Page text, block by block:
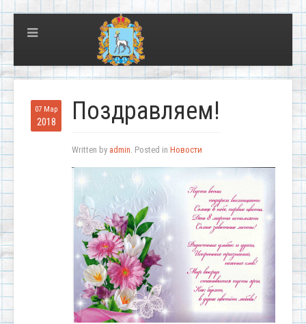
07 Мар
2018 Поздравляем!
Written by admin. Posted in Новости